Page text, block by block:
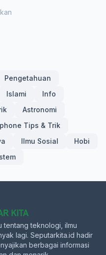
Pengetahuan
Islami
Info
Astronomi
Tips & Trik
Ilmu Sosial
Hobi
tentang teknologi, ilmu
lagi. Seputarkita.id hadir
berbagai informasi